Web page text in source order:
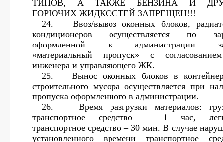
ТИПОВ, А ТАКЖЕ БЕНЗИНА И
ГОРЮЧИХ ЖИДКОСТЕЙ ЗАПРЕЩЕН!!!
24.
Ввоз/вывоз оконных блоков,
кондиционеров осуществляется по
оформленной в администрации
«материальный пропуск» с
инженера и управляющего ЖК.
25.
Вынос оконных блоков в
строительного мусора осуществляется при
пропуска оформленного в администрации.
26.
Время разгрузки материалов:
транспортное средство – 1 час,
транспортное средство – 30 мин. В случае
установленного времени транспортное